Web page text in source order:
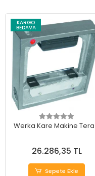
KARGO
BEDAVA
Werka Kare Makine
26.286,35 TL
Sepete Ekle